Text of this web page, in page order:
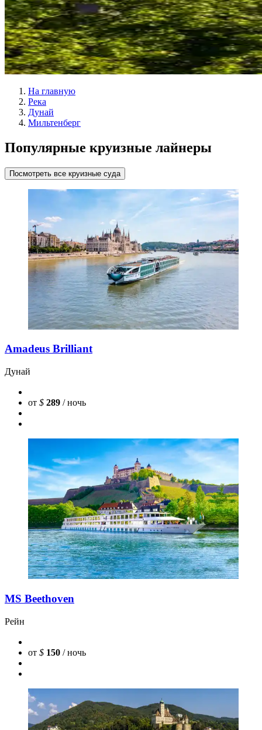
На главную
Река
Дунай
Мильтенберг
Популярные круизные лайнеры
Посмотреть все круизные суда
Amadeus Brilliant
Дунай
от $ 289 / ночь
MS Beethoven
Рейн
от $ 150 / ночь